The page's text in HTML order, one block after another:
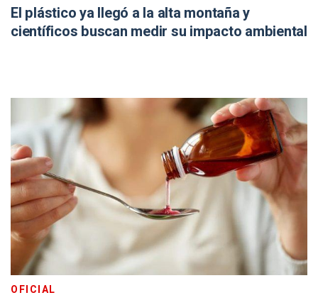
El plástico ya llegó a la alta montaña y
científicos buscan medir su impacto ambiental
OFICIAL